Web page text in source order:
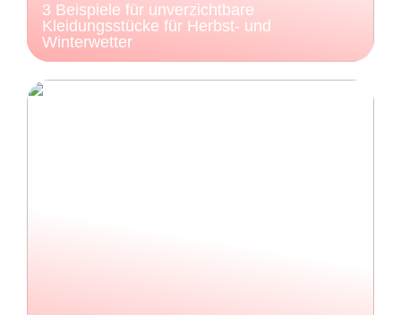
3 Beispiele für unverzichtbare
Kleidungsstücke für Herbst- und
Winterwetter